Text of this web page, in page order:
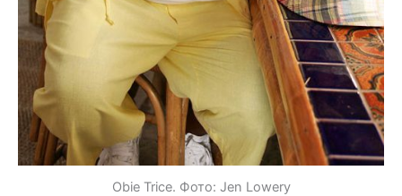
Obie Trice. Фото: Jen Lowery